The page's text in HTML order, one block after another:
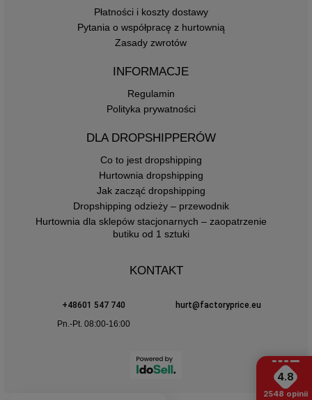
Płatności i koszty dostawy
Pytania o współpracę z hurtownią
Zasady zwrotów
INFORMACJE
Regulamin
Polityka prywatności
DLA DROPSHIPPERÓW
Co to jest dropshipping
Hurtownia dropshipping
Jak zacząć dropshipping
Dropshipping odzieży – przewodnik
Hurtownia dla sklepów stacjonarnych – zaopatrzenie
butiku od 1 sztuki
KONTAKT
+48601 547 740
hurt@factoryprice.eu
Pn.-Pt. 08:00-16:00
4.8
2548 opinii